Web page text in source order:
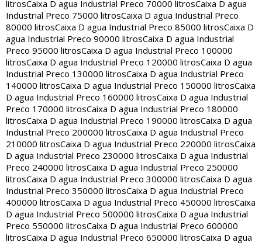
litrosCaixa D agua Industrial Preco 70000 litrosCaixa D agua
Industrial Preco 75000 litrosCaixa D agua Industrial Preco
80000 litrosCaixa D agua Industrial Preco 85000 litrosCaixa D
agua Industrial Preco 90000 litrosCaixa D agua Industrial
Preco 95000 litrosCaixa D agua Industrial Preco 100000
litrosCaixa D agua Industrial Preco 120000 litrosCaixa D agua
Industrial Preco 130000 litrosCaixa D agua Industrial Preco
140000 litrosCaixa D agua Industrial Preco 150000 litrosCaixa
D agua Industrial Preco 160000 litrosCaixa D agua Industrial
Preco 170000 litrosCaixa D agua Industrial Preco 180000
litrosCaixa D agua Industrial Preco 190000 litrosCaixa D agua
Industrial Preco 200000 litrosCaixa D agua Industrial Preco
210000 litrosCaixa D agua Industrial Preco 220000 litrosCaixa
D agua Industrial Preco 230000 litrosCaixa D agua Industrial
Preco 240000 litrosCaixa D agua Industrial Preco 250000
litrosCaixa D agua Industrial Preco 300000 litrosCaixa D agua
Industrial Preco 350000 litrosCaixa D agua Industrial Preco
400000 litrosCaixa D agua Industrial Preco 450000 litrosCaixa
D agua Industrial Preco 500000 litrosCaixa D agua Industrial
Preco 550000 litrosCaixa D agua Industrial Preco 600000
litrosCaixa D agua Industrial Preco 650000 litrosCaixa D agua